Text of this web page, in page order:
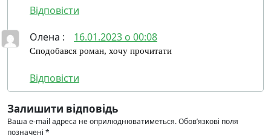
Відповіcти
Олена : 16.01.2023 о 00:08
Сподобався роман, хочу прочитати
Відповіcти
Залишити відповідь
Ваша e-mail адреса не оприлюднюватиметься.Обов’язкові поля
позначені *